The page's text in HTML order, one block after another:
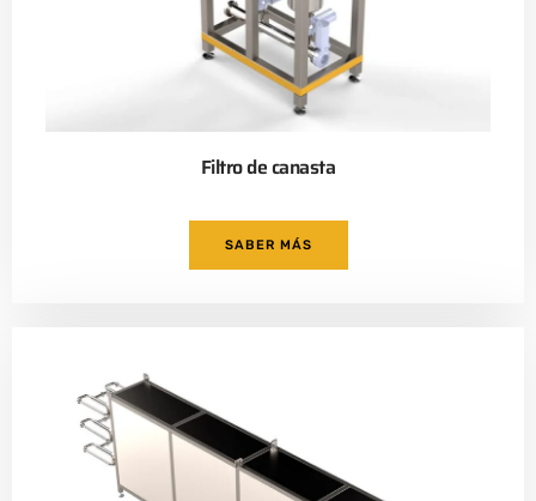
Filtro de canasta
SABER MÁS